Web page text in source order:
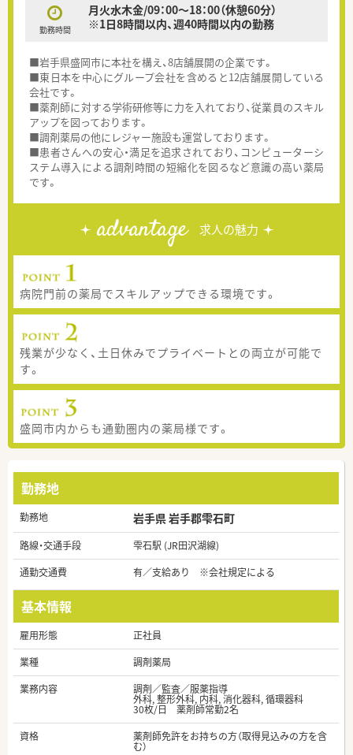
勤務時間
月火水木金/09：00～18：00（休憩60分）
※1日8時間以内、週40時間以内の勤務
■岩手県盛岡市に本社を構え、8店舗展開の企業です。
■東日本を中心にグループ会社を含めると12店舗展開している
会社です。
■薬剤師に対する学術研修等に力を入れており、従業員のスキル
アップを図っております。
■調剤薬局の他にレジャー施設も運営しております。
■患者さんへの安心・満足を追求されており、コンピューターシ
ステム導入による調剤時間の短縮化を図るなど意識の高い薬局
です。
advantage 求人の魅力
病院門前の薬局でスキルアップできる環境です。
残業が少なく、土日休みでプライベートとの両立が可能で
す。
盛岡市内からも通勤圏内の薬局様です。
勤務地
勤務地 岩手県 岩手郡雫石町
路線・交通手段
雫石駅 (JR田沢湖線)
通勤交通費
有／支給あり ※会社規定による
基本情報
雇用形態
正社員
業種
調剤薬局
業務内容
調剤／監査／服薬指導
外科, 整形外科, 内科, 消化器科, 循環器科
30枚/日 薬剤師常勤2名
資格
薬剤師免許をお持ちの方（取得見込みの方を含
む）